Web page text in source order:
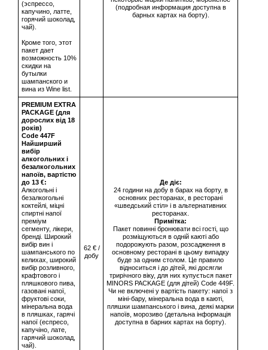
(эспрессо,
капучино, латте,
горячий шоколад,
чай).
Кроме того, этот
пакет дает
возможность 10%
скидки на
бутылки
шампанского и
вина из Wine list.
(подробная информация доступна в
барных картах на борту).
PREMIUM EXTRA
PACKAGE (для
дорослих від 18
років)
Сode 447F
Найширший
вибір
алкогольних і
безалкогольних
напоїв, вартістю
до 13 €:
Алкогольні і
безалкогольні
коктейлі, міцні
спиртні напої
преміум
сегменту, лікери,
бренді. Широкий
вибір вин і
шампанського по
келихах, широкий
вибір розливного,
крафтового і
пляшкового пива,
газовані напої,
фруктові соки,
мінеральна вода
в пляшках, гарячі
напої (еспресо,
капучіно, лате,
гарячий шоколад,
чай).
62 € /
добу
Де діє:
24 години на добу в барах на борту, в
основних ресторанах, в ресторані
«шведський стіл» і в альтернативних
ресторанах.
Примітка:
Пакет повинні бронювати всі гості, що
розміщуються в одній каюті або
подорожують разом, розсадження в
основному ресторані в цьому випадку
буде за одним столом. Це правило
відноситься і до дітей, які досягли
трирічного віку, для них купується пакет
MINORS PACKAGE (для дітей) Code 449F.
Чи не включені у вартість пакету: напої з
міні-бару, мінеральна вода в каюті,
пляшки шампанського і вина, деякі марки
напоїв, морозиво (детальна інформація
доступна в барних картах на борту).